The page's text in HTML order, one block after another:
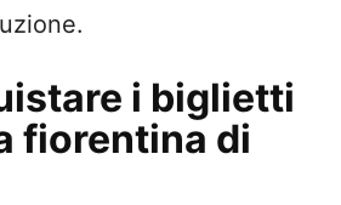
i biglietti
fiorentina di